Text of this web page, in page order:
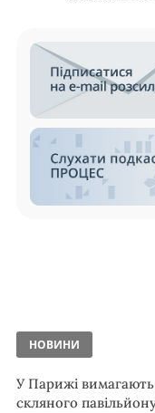
НОВИНИ
У Парижі вимагають
скляного